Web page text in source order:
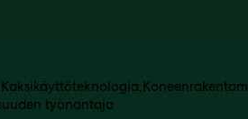
Kaksikäyttöteknologia
työnantaja